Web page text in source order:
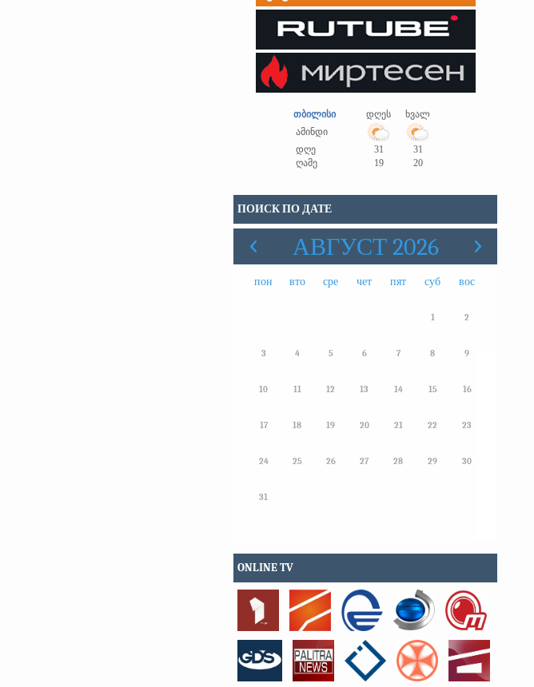
თბილისი დღეს
ხვალ
ამინდი
დღე
31
31
ღამე
19 20
ПОИСК ПО ДАТЕ
АВГУСТ 2026
пон вто сре чет пят суб вос
1 2
3 4 5 6 7 8 9
10 11 12 13 14 15 16
17 18 19 20 21 22 23
24 25 26 27 28 29 30
31
ONLINE TV